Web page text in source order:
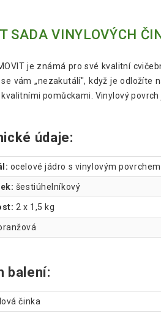
SADA VINYLOVÝCH
je známá pro své kvalitní
vám „nezakutálí", když je odložíte
pomůckami. Vinylový povrch
údaje:
ocelové jádro s vinylovým povrchem
šestiúhelníkový
2 x 1,5 kg
balení:
činka